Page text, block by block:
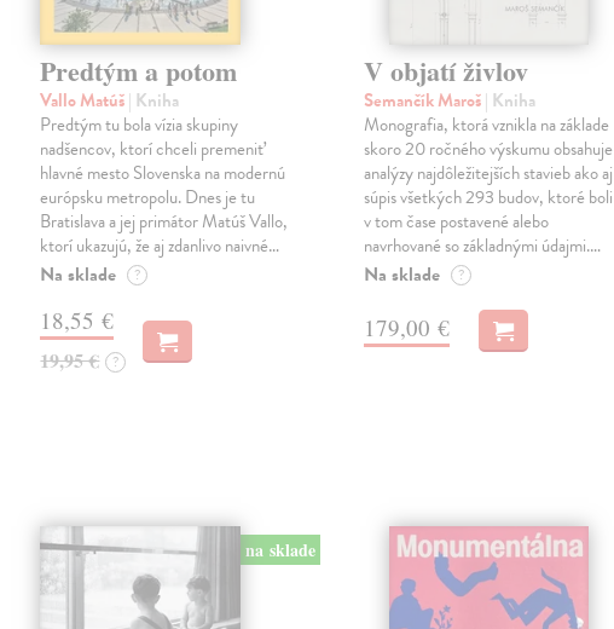
Predtým a potom
Vallo Matúš| Kniha
Predtým tu bola vízia skupiny
nadšencov, ktorí chceli premeniť
hlavné mesto Slovenska na modernú
európsku metropolu. Dnes je tu
Bratislava a jej primátor Matúš Vallo,
ktorí ukazujú, že aj zdanlivo naivné…
Na sklade ?
18,55 €
19,95 € ?
V objatí živlov
Semančík Maroš| Kniha
Monografia, ktorá vznikla na základe
skoro 20 ročného výskumu obsahuje
analýzy najdôležitejších stavieb ako aj
súpis všetkých 293 budov, ktoré boli
v tom čase postavené alebo
navrhované so základnými údajmi.…
Na sklade ?
179,00 €
na sklade